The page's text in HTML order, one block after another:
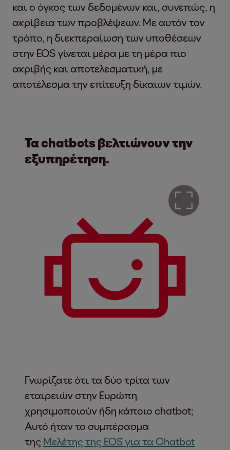
και ο όγκος των δεδομένων και, συνεπώς, η
ακρίβεια των προβλέψεων. Με αυτόν τον
τρόπο, η διεκπεραίωση των υποθέσεων
στην EOS γίνεται μέρα με τη μέρα πιο
ακριβής και αποτελεσματική, με
αποτέλεσμα την επίτευξη δίκαιων τιμών.
Τα chatbots βελτιώνουν την
εξυπηρέτηση.
Γνωρίζατε ότι τα δύο τρίτα των
εταιρειών στην Ευρώπη
χρησιμοποιούν ήδη κάποιο chatbot;
Αυτό ήταν το συμπέρασμα
της Μελέτης της EOS για τα Chatbot